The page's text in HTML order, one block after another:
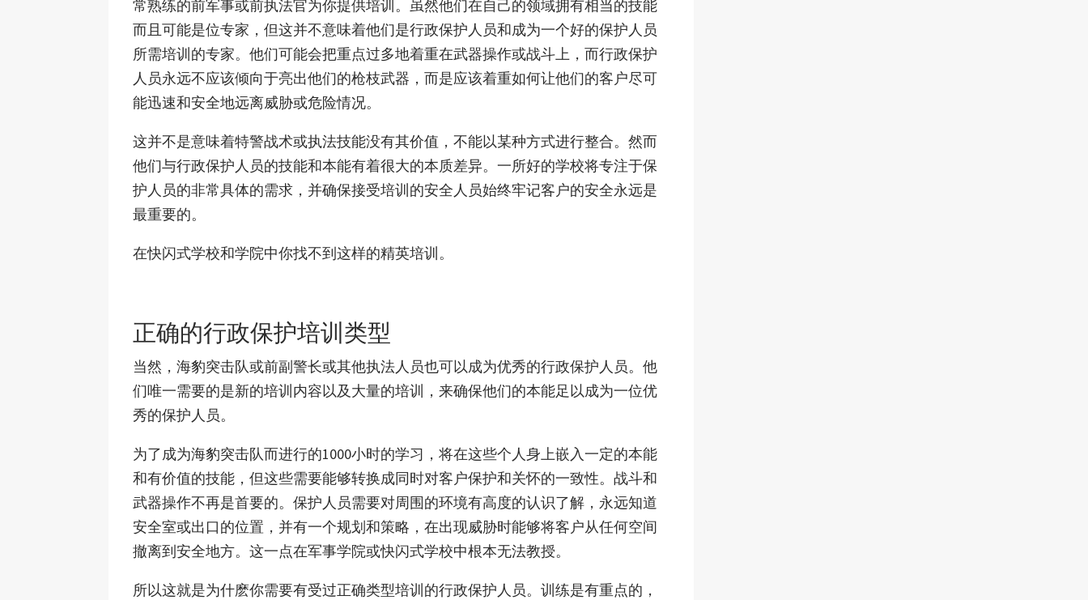
常熟练的前军事或前执法官为你提供培训。虽然他们在自己的领域拥有相当的技能
而且可能是位专家，但这并不意味着他们是行政保护人员和成为一个好的保护人员
所需培训的专家。他们可能会把重点过多地着重在武器操作或战斗上，而行政保护
人员永远不应该倾向于亮出他们的枪枝武器，而是应该着重如何让他们的客户尽可
能迅速和安全地远离威胁或危险情况。
这并不是意味着特警战术或执法技能没有其价值，不能以某种方式进行整合。然而
他们与行政保护人员的技能和本能有着很大的本质差异。一所好的学校将专注于保
护人员的非常具体的需求，并确保接受培训的安全人员始终牢记客户的安全永远是
最重要的。
在快闪式学校和学院中你找不到这样的精英培训。
正确的行政保护培训类型
当然，海豹突击队或前副警长或其他执法人员也可以成为优秀的行政保护人员。他
们唯一需要的是新的培训内容以及大量的培训，来确保他们的本能足以成为一位优
秀的保护人员。
为了成为海豹突击队而进行的1000小时的学习，将在这些个人身上嵌入一定的本能
和有价值的技能，但这些需要能够转换成同时对客户保护和关怀的一致性。战斗和
武器操作不再是首要的。保护人员需要对周围的环境有高度的认识了解，永远知道
安全室或出口的位置，并有一个规划和策略，在出现威胁时能够将客户从任何空间
撤离到安全地方。这一点在军事学院或快闪式学校中根本无法教授。
所以这就是为什麽你需要有受过正确类型培训的行政保护人员。训练是有重点的，